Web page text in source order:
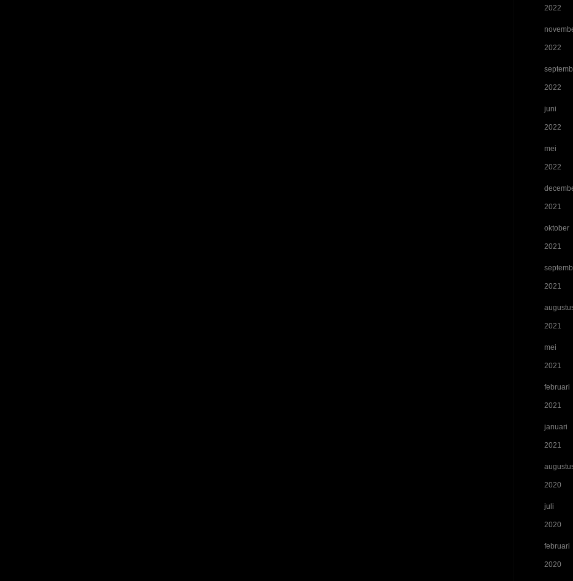
2022
2022
2022
juni
2022
mei
2022
2021
oktober
2021
2021
2021
mei
2021
februari
2021
januari
2021
2020
juli
2020
februari
2020